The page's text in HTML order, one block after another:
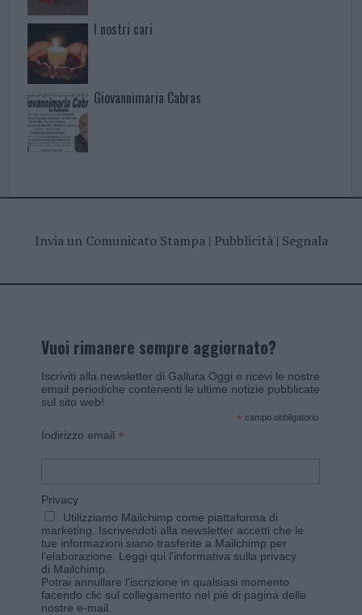
I nostri cari
Giovannimaria Cabras
Invia un Comunicato Stampa| Pubblicità| Segnala
Vuoi rimanere sempre aggiornato?
Iscriviti alla newsletter di Gallura Oggi e ricevi le nostre
email periodiche contenenti le ultime notizie pubblicate
sul sito web!
* campo obbligatorio
Indirizzo email *
Privacy
Utilizziamo Mailchimp come piattaforma di
marketing. Iscrivendoti alla newsletter accetti che le
tue informazioni siano trasferite a Mailchimp per
l'elaborazione. Leggi qui l'informativa sulla privacy
di Mailchimp
Potrai annullare l'iscrizione in qualsiasi momento
facendo clic sul collegamento nel piè di pagina delle
nostre e-mail.